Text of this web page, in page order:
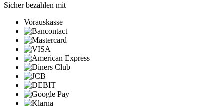
Sicher bezahlen mit
Vorauskasse